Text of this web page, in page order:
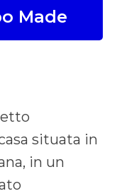
Made
situata in
in un